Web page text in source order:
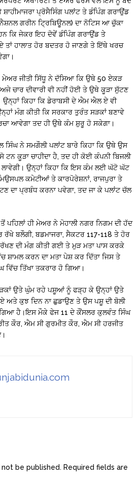
ਪ੍ਰੋਸੈਸਿੰਗ ਪਲਾਂਟ ਤੇ ਡੰਪਿੰਗ ਗਰਾਉਂਡ
ਗਰੀਨ ਟ੍ਰਿਬਿਊਨਲ) ਦਾ ਨੋਟਿਸ ਆ ਚੁੱਕਾ
ਕਿ ਜੇਕਰ ਇਹ ਦੋਵੇਂ ਡੰਪਿੰਗ ਗਰਾਉਂਡ ਤੇ
ਤਾਂ ਹਾਲਾਤ ਹੋਰ ਬਦਤਰ ਹੋ ਜਾਣਗੇ ਤੇ ਇੱਥੇ ਖਰਚ
ਮੇਅਰ ਜੀਤੀ ਸਿੱਧੂ ਨੇ ਦੱਸਿਆ ਕਿ ਉਥੇ 50 ਏਕੜ
ਚਾਰ ਦੀਵਾਰੀ ਵੀ ਨਹੀਂ ਹੋਈ ਤੇ ਉਥੇ ਕੂੜਾ ਸੁੱਟਣ
ਕਿਹਾ ਕਿ ਡੇਰਾਬਸੀ ਦੇ ਐਮ ਐਲ ਏ ਵੀ
ਮੰਗ ਕੀਤੀ ਕਿ ਸਰਕਾਰ ਤੁਰੰਤ ਸੜਕਾਂ ਬਣਾਵੇ
ਆਵੇਗਾ ਤਦ ਹੀ ਉਥੇ ਕੰਮ ਸ਼ੁਰੂ ਹੋ ਸਕੇਗਾ।
ਸਿੰਘ ਨੇ ਸਮਗੌਲੀ ਪਲਾਂਟ ਬਾਰੇ ਕਿਹਾ ਕਿ ਉਥੇ ਉਸ
ਕੂੜਾ ਚਾਹੀਦਾ ਹੈ, ਤਦ ਹੀ ਕੋਈ ਕੰਪਨੀ ਬਿਜਲੀ
ਉਨ੍ਹਾਂ ਕਿਹਾ ਕਿ ਇਸ ਕੰਮ ਲਈ ਘੱਟੋ ਘੱਟ
ਕਮੇਟੀਆਂ ਤੇ ਕਾਰਪੋਰੇਸ਼ਨਾਂ, ਰਾਜਪੁਰਾ ਤੇ
ਦਾ ਪ੍ਰਬੰਧ ਕਰਨਾ ਪਵੇਗਾ, ਤਦ ਜਾ ਕੇ ਪਲਾਂਟ ਚੱਲ
ਪਹਿਲਾਂ ਹੀ ਮੇਅਰ ਨੇ ਮੋਹਾਲੀ ਨਗਰ ਨਿਗਮ ਦੀ ਹੱਦ
ਰੱਖੇ ਬਲੌਗੀ, ਬਡਮਾਜਰਾ, ਸੈਕਟਰ 117-118 ਤੇ ਹੋਰ
ਰੱਖਣ ਦੀ ਮੰਗ ਕੀਤੀ ਗਈ ਤੇ ਮੁੜ ਮਤਾ ਪਾਸ ਕਰਕੇ
ਸ਼ਾਮਲ ਕਰਨ ਦਾ ਮਤਾ ਪੇਸ਼ ਕਰ ਦਿੱਤਾ ਜਿਸ ਤੇ
ਤਿੱਖਾ ਤਕਰਾਰ ਹੋ ਗਿਆ।
ਉਤੇ ਘੁੰਮ ਰਹੇ ਪਸ਼ੂਆਂ ਨੂੰ ਫੜ੍ਹ ਕੇ ਉਨ੍ਹਾਂ ਉਤੇ
ਅਤੇ ਕੁਝ ਦਿਨ ਨਾ ਛੁਡਾਉਣ ਤੇ ਉਸ ਪਸ਼ੂ ਦੀ ਬੋਲੀ
ਗਿਆ ਹੈ।ਇਸ ਮੌਕੇ ਫੇਜ 11 ਦੇ ਕੌਂਸਲਰ ਕੁਲਵੰਤ ਸਿੰਘ
ਕੌਰ, ਐਮ ਸੀ ਗੁਰਮੀਤ ਕੌਰ, ਐਮ ਸੀ ਹਰਜੀਤ
be published. Required fields are